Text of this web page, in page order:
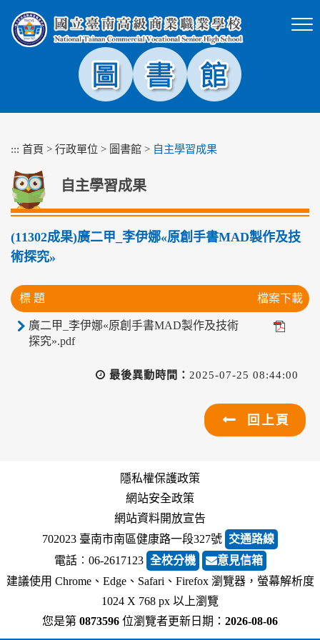
塊
::: 首頁 > 行政單位 > 圖書館 > 自主學習成果
自主學習成果
(11302成果)廣二甲_李伊娜«原創手書MAD製作及技
術探究»
標 題 檔案下載
廣二甲_李伊娜«原創手書MAD製作及技術
探究».pdf
最後異動時間： 2025-07-25 08:44:00
回上頁
隱私權保護政策
網站安全政策
網站資料開放宣告
702023 臺南市南區健康路一段327號 交通路線
電話︰06-2617123 全校分機
意見信箱
建議使用 Chrome、Edge、Safari、Firefox 瀏覽器，螢幕解析度
1024 X 768 px 以上瀏覽
您是第 0873596 位瀏覽者更新日期： 2026-08-06